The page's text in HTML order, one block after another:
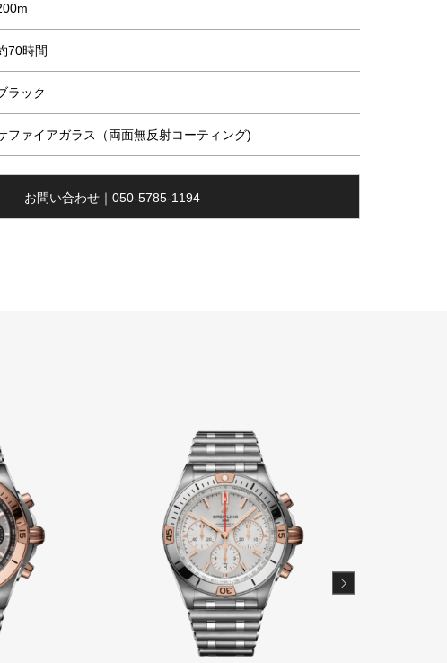
70時間
ラック
ファイアガラス（両面無反射コーティング)
お問い合わせ｜050-5785-1194